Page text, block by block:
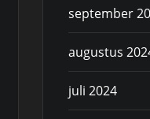
september
augustus
juli 2024